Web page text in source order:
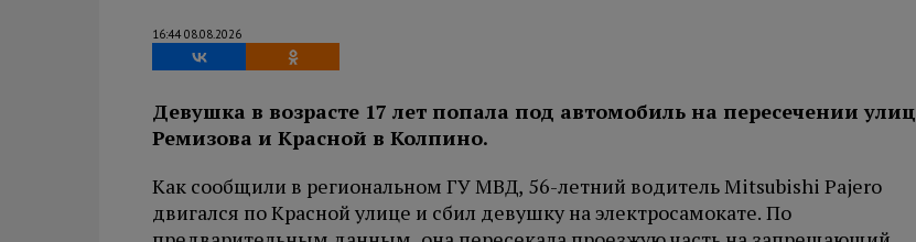
16:44 08.08.2026
Девушка в возрасте 17 лет попала под автомобиль на пересечении улиц
Ремизова и Красной в Колпино.
Как сообщили в региональном ГУ МВД, 56-летний водитель Mitsubishi Pajero
двигался по Красной улице и сбил девушку на электросамокате. По